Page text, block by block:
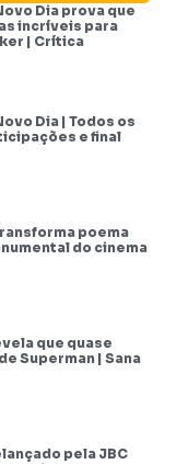
Dia prova que
incríveis para
| Crítica
Dia | Todos os
e final
poema
do cinema
que quase
Superman | Sana
pela JBC